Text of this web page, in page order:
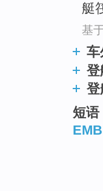
艇
基
车
登
登
短语